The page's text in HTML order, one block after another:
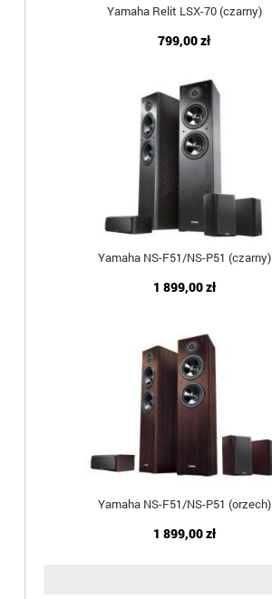
Yamaha Relit LSX-70 (czarny)
799,00 zł
Yamaha NS-F51/NS-P51 (czarny)
1 899,00 zł
Yamaha NS-F51/NS-P51 (orzech)
1 899,00 zł